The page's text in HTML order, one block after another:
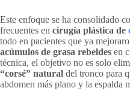
Este enfoque se ha consolidado
frecuentes en cirugía plástica de
todo en pacientes que ya
acúmulos de grasa rebeldes en
técnica, el objetivo no es solo
“corsé” natural del tronco para
abdomen más plano y la espalda